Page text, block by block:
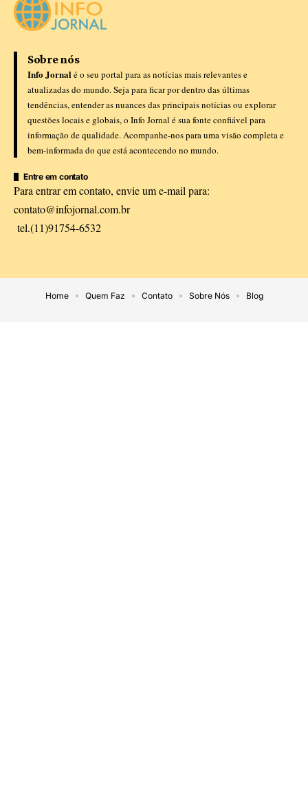
Sobre nós
Info Jornal é o seu portal para as notícias mais relevantes e
atualizadas do mundo. Seja para ficar por dentro das últimas
tendências, entender as nuances das principais notícias ou explorar
questões locais e globais, o Info Jornal é sua fonte confiável para
informação de qualidade. Acompanhe-nos para uma visão completa e
bem-informada do que está acontecendo no mundo.
Entre em contato
Para entrar em contato, envie um e-mail para:
contato@infojornal.com.br
tel.(11)91754-6532
Home Quem Faz Contato Sobre Nós Blog